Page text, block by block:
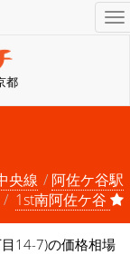
都
央線
阿佐ケ谷駅
1st南阿佐ケ谷
14-7)の価格相場